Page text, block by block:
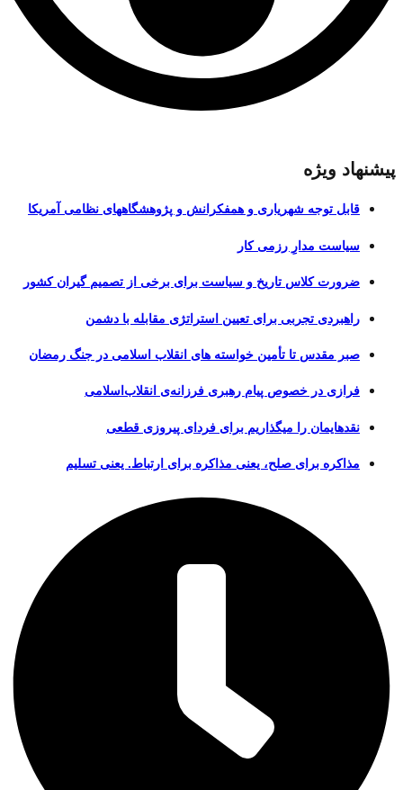
پیشنهاد ویژه
قابل توجه شهریاری و همفکرانش و پژوهشگاههای نظامی آمریکا
سیاست مدارِ رزمی کار
ضرورت کلاس تاریخ و سیاست برای برخی از تصمیم گیران کشور
راهبردی تجربی برای تعیین استراتژی مقابله با دشمن
صبر مقدس تا تأمین خواسته های انقلاب اسلامی در جنگ رمضان
فرازی در خصوص پیام رهبری فرزانه‌ی انقلاب‌اسلامی
نقدهایمان را میگذاریم برای فردای پیروزی قطعی
مذاکره برای صلح، یعنی مذاکره برای ارتباط. یعنی تسلیم